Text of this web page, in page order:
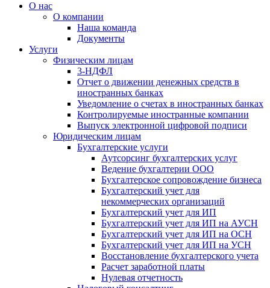
О нас
О компании
Наша команда
Документы
Услуги
Физическим лицам
3-НДФЛ
Отчет о движении денежных средств в
иностранных банках
Уведомление о счетах в иностранных банках
Контролируемые иностранные компании
Выпуск электронной цифровой подписи
Юридическим лицам
Бухгалтерские услуги
Аутсорсинг бухгалтерских услуг
Ведение бухгалтерии ООО
Бухгалтерское сопровождение бизнеса
Бухгалтерский учет для
некоммерческих организаций
Бухгалтерский учет для ИП
Бухгалтерский учет для ИП на АУСН
Бухгалтерский учет для ИП на ОСН
Бухгалтерский учет для ИП на УСН
Восстановление бухгалтерского учета
Расчет заработной платы
Нулевая отчетность